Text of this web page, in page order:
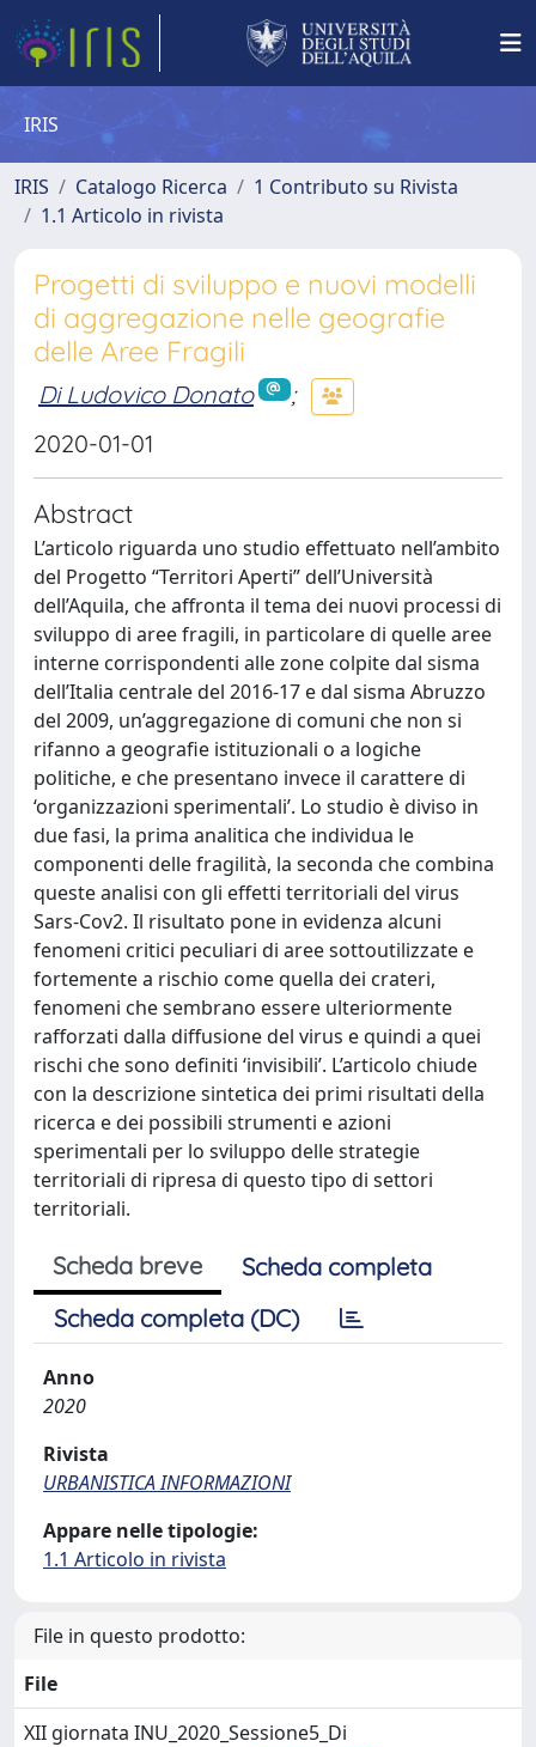
IRIS
IRIS Catalogo Ricerca
1 Contributo su Rivista
1.1 Articolo in rivista
Progetti di sviluppo e nuovi modelli
di aggregazione nelle geografie
delle Aree Fragili
Di Ludovico Donato
;
2020-01-01
Abstract
L’articolo riguarda uno studio effettuato nell’ambito
del Progetto “Territori Aperti” dell’Università
dell’Aquila, che affronta il tema dei nuovi processi di
sviluppo di aree fragili, in particolare di quelle aree
interne corrispondenti alle zone colpite dal sisma
dell’Italia centrale del 2016-17 e dal sisma Abruzzo
del 2009, un’aggregazione di comuni che non si
rifanno a geografie istituzionali o a logiche
politiche, e che presentano invece il carattere di
‘organizzazioni sperimentali’. Lo studio è diviso in
due fasi, la prima analitica che individua le
componenti delle fragilità, la seconda che combina
queste analisi con gli effetti territoriali del virus
Sars-Cov2. Il risultato pone in evidenza alcuni
fenomeni critici peculiari di aree sottoutilizzate e
fortemente a rischio come quella dei crateri,
fenomeni che sembrano essere ulteriormente
rafforzati dalla diffusione del virus e quindi a quei
rischi che sono definiti ‘invisibili’. L’articolo chiude
con la descrizione sintetica dei primi risultati della
ricerca e dei possibili strumenti e azioni
sperimentali per lo sviluppo delle strategie
territoriali di ripresa di questo tipo di settori
territoriali.
Scheda breve
Scheda completa
Scheda completa (DC)
Anno
2020
Rivista
URBANISTICA INFORMAZIONI
Appare nelle tipologie:
1.1 Articolo in rivista
File in questo prodotto:
File
XII giornata INU_2020_Sessione5_Di